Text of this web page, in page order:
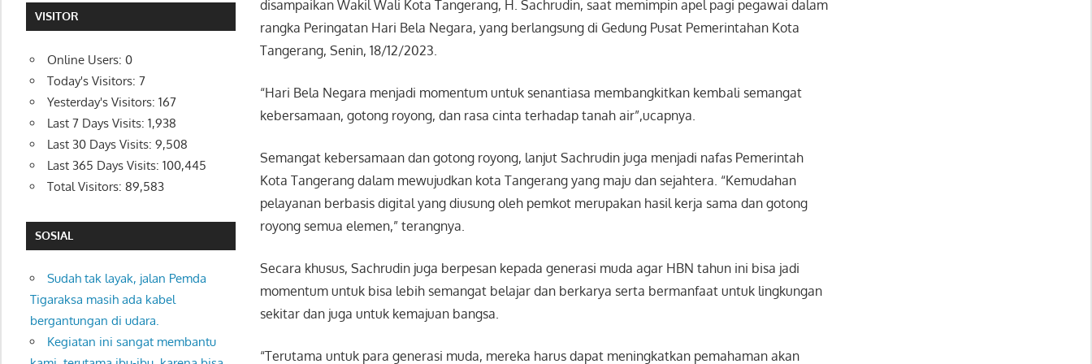
disampaikan Wakil Wali Kota Tangerang, H. Sachrudin, saat memimpin apel pagi pegawai dalam
rangka Peringatan Hari Bela Negara, yang berlangsung di Gedung Pusat Pemerintahan Kota
Tangerang, Senin, 18/12/2023.
“Hari Bela Negara menjadi momentum untuk senantiasa membangkitkan kembali semangat
kebersamaan, gotong royong, dan rasa cinta terhadap tanah air”,ucapnya.
Semangat kebersamaan dan gotong royong, lanjut Sachrudin juga menjadi nafas Pemerintah
Kota Tangerang dalam mewujudkan kota Tangerang yang maju dan sejahtera. “Kemudahan
pelayanan berbasis digital yang diusung oleh pemkot merupakan hasil kerja sama dan gotong
royong semua elemen,” terangnya.
Secara khusus, Sachrudin juga berpesan kepada generasi muda agar HBN tahun ini bisa jadi
momentum untuk bisa lebih semangat belajar dan berkarya serta bermanfaat untuk lingkungan
sekitar dan juga untuk kemajuan bangsa.
“Terutama untuk para generasi muda, mereka harus dapat meningkatkan pemahaman akan
VISITOR
Online Users: 0
Today's Visitors: 7
Yesterday's Visitors: 167
Last 7 Days Visits: 1,938
Last 30 Days Visits: 9,508
Last 365 Days Visits: 100,445
Total Visitors: 89,583
SOSIAL
Sudah tak layak, jalan Pemda
Tigaraksa masih ada kabel
bergantungan di udara.
Kegiatan ini sangat membantu